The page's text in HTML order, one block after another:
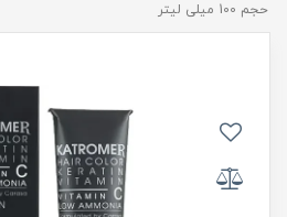
حجم 100 میلی لیتر